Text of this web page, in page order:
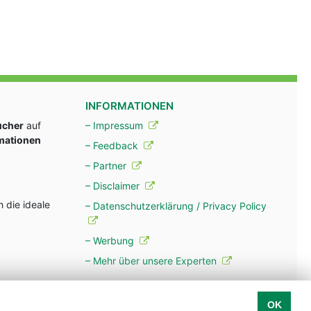
auf
die ideale
INFORMATIONEN
– Impressum
– Feedback
– Partner
– Disclaimer
– Datenschutzerklärung / Privacy Policy
– Werbung
– Mehr über unsere Experten
OK